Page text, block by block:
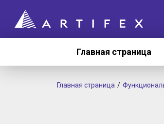
Главная страница
Главная страница